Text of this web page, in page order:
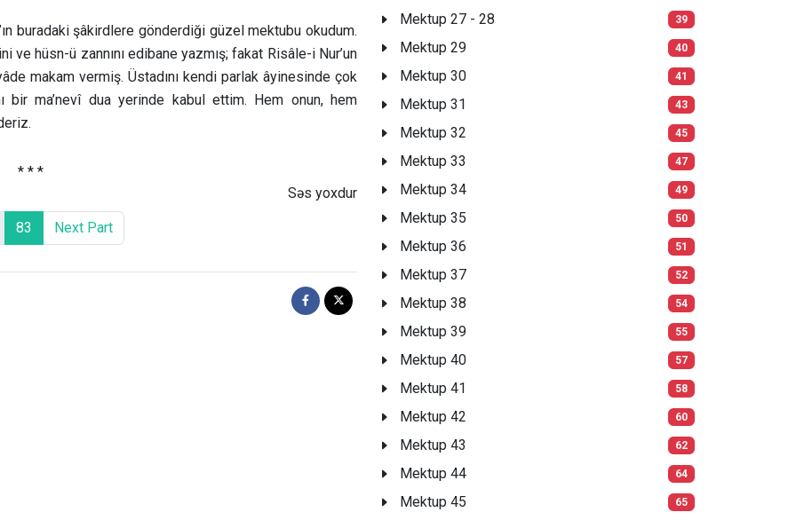
buradaki şâkirdlere gönderdiği güzel mektubu okudum.
hüsn-ü zannını edibane yazmış; fakat Risâle-i Nur’un
makam vermiş. Üstadını kendi parlak âyinesinde çok
bir ma’nevî dua yerinde kabul ettim. Hem onun, hem
* * *
Səs yoxdur
83 Next Part
Mektup 27 - 28 39
Mektup 29 40
Mektup 30 41
Mektup 31 43
Mektup 32 45
Mektup 33 47
Mektup 34 49
Mektup 35 50
Mektup 36 51
Mektup 37 52
Mektup 38 54
Mektup 39 55
Mektup 40 57
Mektup 41 58
Mektup 42 60
Mektup 43 62
Mektup 44 64
Mektup 45 65